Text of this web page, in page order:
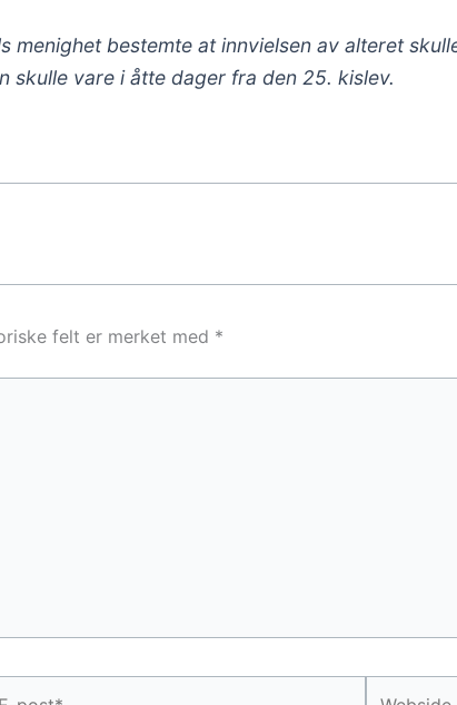
menighet bestemte at innvielsen av alteret
skulle vare i åtte dager fra den 25. kislev.
felt er merket med *